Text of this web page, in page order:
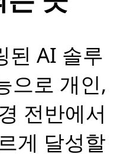
된 AI 솔루
으로 개인,
전반에서
게 달성할